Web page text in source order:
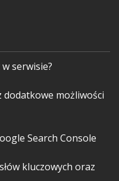
serwisie?
możliwości
Search Console
kluczowych oraz